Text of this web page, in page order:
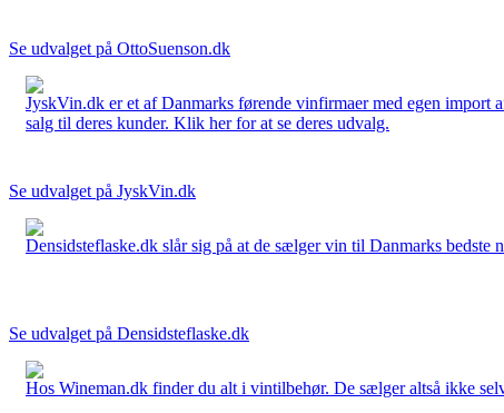
Se udvalget på OttoSuenson.dk
JyskVin.dk er et af Danmarks førende vinfirmaer med egen import
salg til deres kunder. Klik her for at se deres udvalg.
Se udvalget på JyskVin.dk
Densidsteflaske.dk slår sig på at de sælger vin til Danmarks bedste
Se udvalget på Densidsteflaske.dk
Hos Wineman.dk finder du alt i vintilbehør. De sælger altså ikke